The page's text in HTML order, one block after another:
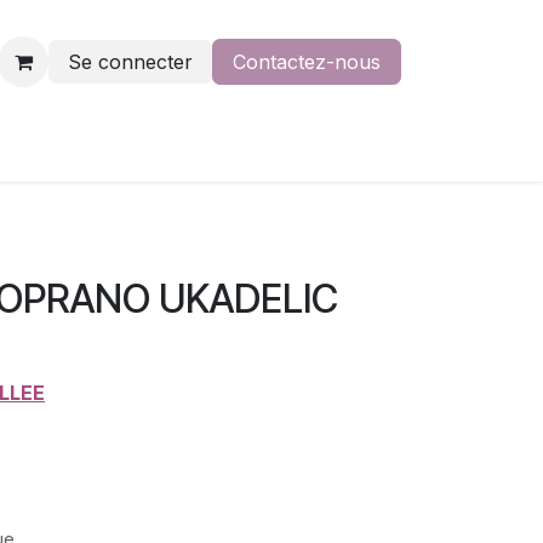
Se connecter Contactez-nous
UKADELIC